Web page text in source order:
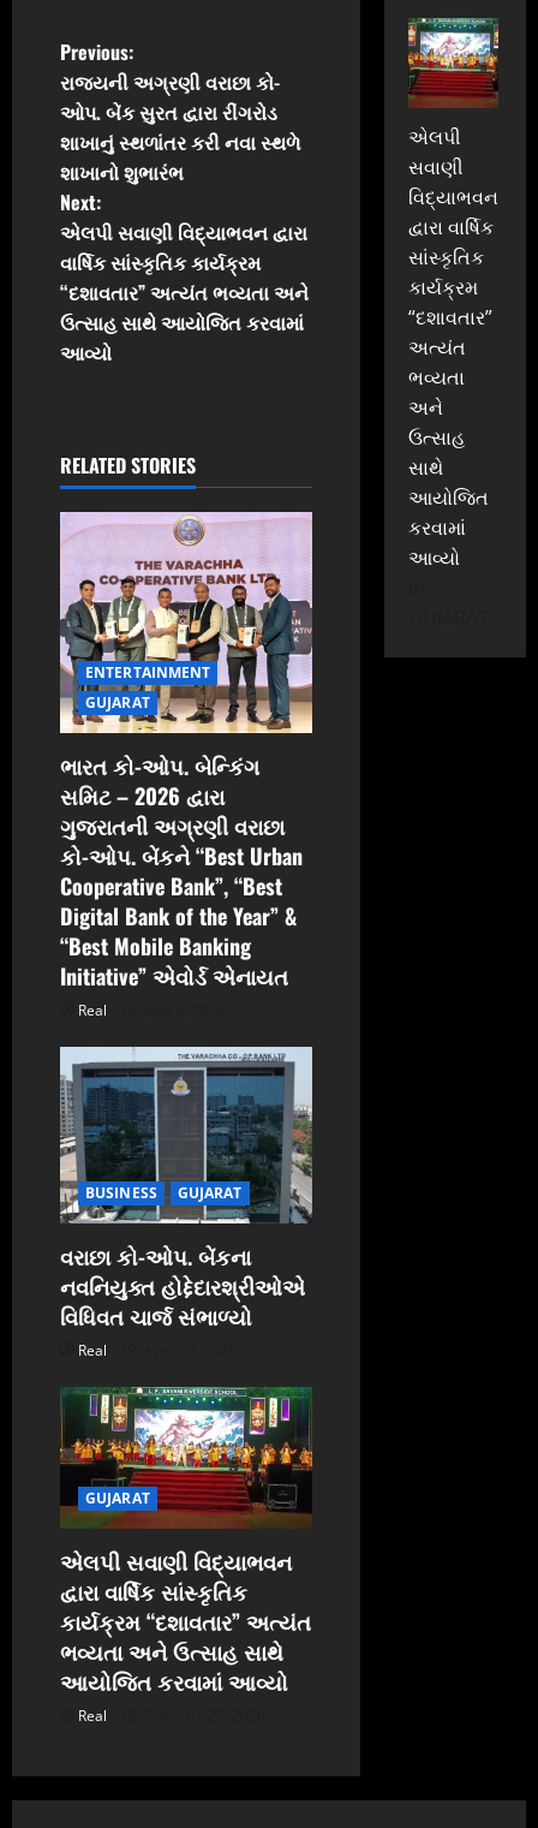
P
o
s
t
n
a
v
g
a
t
i
o
n
Previous:
રાજ્યની અગ્રણી વરાછા કો-
ઓપ. બેંક સુરત દ્વારા રીંગરોડ
શાખાનું સ્થળાંતર કરી નવા સ્થળે
શાખાનો શુભારંભ
Next:
એલપી સવાણી વિદ્યાભવન દ્વારા
વાર્ષિક સાંસ્કૃતિક કાર્યક્રમ
“દશાવતાર” અત્યંત ભવ્યતા અને
ઉત્સાહ સાથે આયોજિત કરવામાં
આવ્યો
RELATED STORIES
ENTERTAINMENT
GUJARAT
ભારત કો-ઓપ. બેન્કિંગ
સમિટ – 2026 દ્વારા
ગુજરાતની અગ્રણી વરાછા
કો-ઓપ. બેંકને “Best Urban
Cooperative Bank”, “Best
Digital Bank of the Year” &
“Best Mobile Banking
Initiative” એવોર્ડ એનાયત
Real
BUSINESS GUJARAT
વરાછા કો-ઓપ. બેંકના
નવનિયુક્ત હોદ્દેદારશ્રીઓએ
વિધિવત ચાર્જ સંભાળ્યો
Real
GUJARAT
એલપી સવાણી વિદ્યાભવન
દ્વારા વાર્ષિક સાંસ્કૃતિક
કાર્યક્રમ “દશાવતાર” અત્યંત
ભવ્યતા અને ઉત્સાહ સાથે
આયોજિત કરવામાં આવ્યો
Real
એલપી
સવાણી
વિદ્યાભવન
દ્વારા વાર્ષિક
સાંસ્કૃતિક
કાર્યક્રમ
“દશાવતાર”
અત્યંત
ભવ્યતા
અને
ઉત્સાહ
સાથે
આયોજિત
કરવામાં
આવ્યો